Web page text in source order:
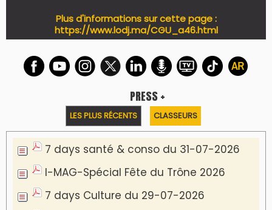
Plus d'informations sur cette page :
https://www.lodj.ma/CGU_a46.html
PRESS +
LES PLUS RÉCENTS CLASSEURS
7 days santé & conso du 31-07-2026
I-MAG-Spécial Fête du Trône 2026
7 days Culture du 29-07-2026